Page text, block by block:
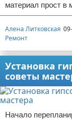
материал прост в
Алена Литковская
Ремонт
Установка
советы
Начало